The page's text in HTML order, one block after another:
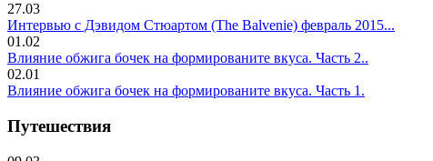
27.03
Интервью с Дэвидом Стюартом (The Balvenie) февраль 2015...
01.02
Влияние обжига бочек на формированите вкуса. Часть 2..
02.01
Влияние обжига бочек на формированите вкуса. Часть 1.
Путешествия